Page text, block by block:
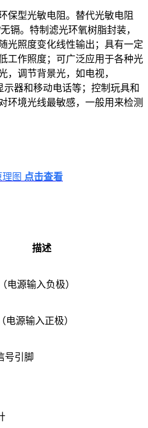
保型光敏电阻。替代光敏电阻
镉。特制滤光环氧树脂封装，
光照度变化线性输出；具有一定
工作照度；可广泛应用于各种光
，调节背景光，如电视，
器和移动电话等；控制玩具和
环境光线最敏感，一般用来检测
图 点击查看
描述
电源输入负极）
电源输入正极）
号引脚